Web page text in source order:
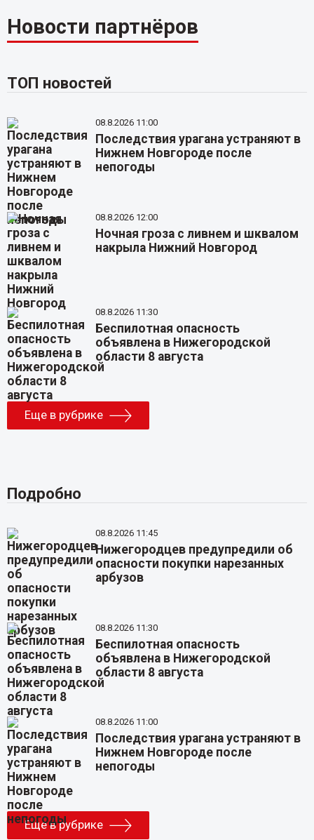
Новости партнёров
ТОП новостей
08.8.2026 11:00
Последствия урагана устраняют в
Нижнем Новгороде после
непогоды
08.8.2026 12:00
Ночная гроза с ливнем и шквалом
накрыла Нижний Новгород
08.8.2026 11:30
Беспилотная опасность
объявлена в Нижегородской
области 8 августа
Еще в рубрике
Подробно
08.8.2026 11:45
Нижегородцев предупредили об
опасности покупки нарезанных
арбузов
08.8.2026 11:30
Беспилотная опасность
объявлена в Нижегородской
области 8 августа
08.8.2026 11:00
Последствия урагана устраняют в
Нижнем Новгороде после
непогоды
Еще в рубрике